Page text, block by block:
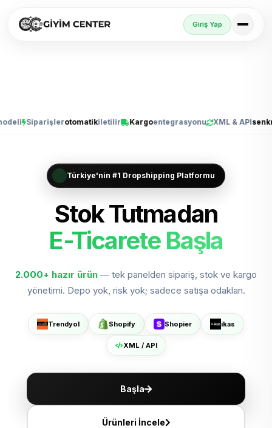
Giriş Yap
Siparişlerotomatikiletilir Kargoentegrasyonu XML & API senkron
Türkiye'nin #1 Dropshipping Platformu
Stok Tutmadan
Trendyol,
E-Ticarete Başla
Trendyol'da Sat
Shopify'da Büyüt
Shopier'da Aç
ikas'ta Sat
XML ile Ölçeklen
2.000+ hazır ürün — tek panelden sipariş, stok ve kargo
yönetimi. Depo yok, risk yok; sadece satışa odaklan.
Trendyol Shopify Shopier ikas
XML / API
Başla
Ürünleri İncele